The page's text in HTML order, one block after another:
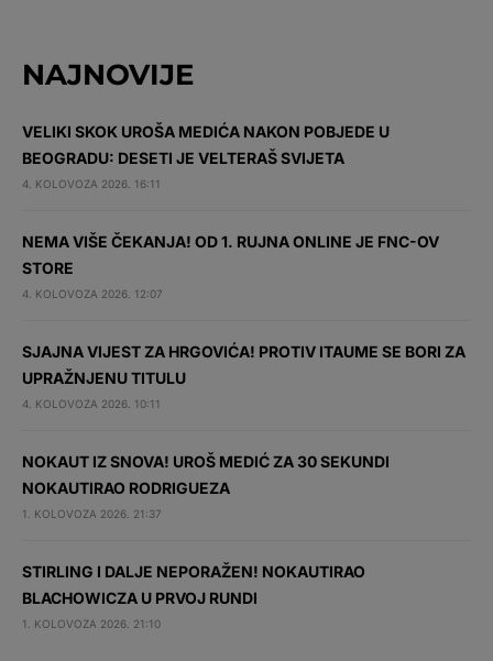
NAJNOVIJE
VELIKI SKOK UROŠA MEDIĆA NAKON POBJEDE U
BEOGRADU: DESETI JE VELTERAŠ SVIJETA
4. KOLOVOZA 2026. 16:11
NEMA VIŠE ČEKANJA! OD 1. RUJNA ONLINE JE FNC-OV
STORE
4. KOLOVOZA 2026. 12:07
SJAJNA VIJEST ZA HRGOVIĆA! PROTIV ITAUME SE BORI ZA
UPRAŽNJENU TITULU
4. KOLOVOZA 2026. 10:11
NOKAUT IZ SNOVA! UROŠ MEDIĆ ZA 30 SEKUNDI
NOKAUTIRAO RODRIGUEZA
1. KOLOVOZA 2026. 21:37
STIRLING I DALJE NEPORAŽEN! NOKAUTIRAO
BLACHOWICZA U PRVOJ RUNDI
1. KOLOVOZA 2026. 21:10